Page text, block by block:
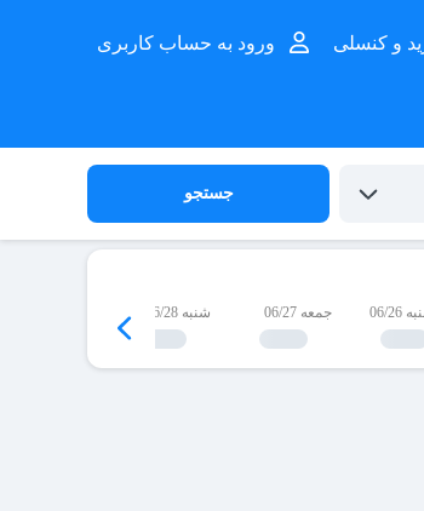
و کنسلی ورود به حساب کاربری
جستجو
26 جمعه 06/27 شنبه 06/28